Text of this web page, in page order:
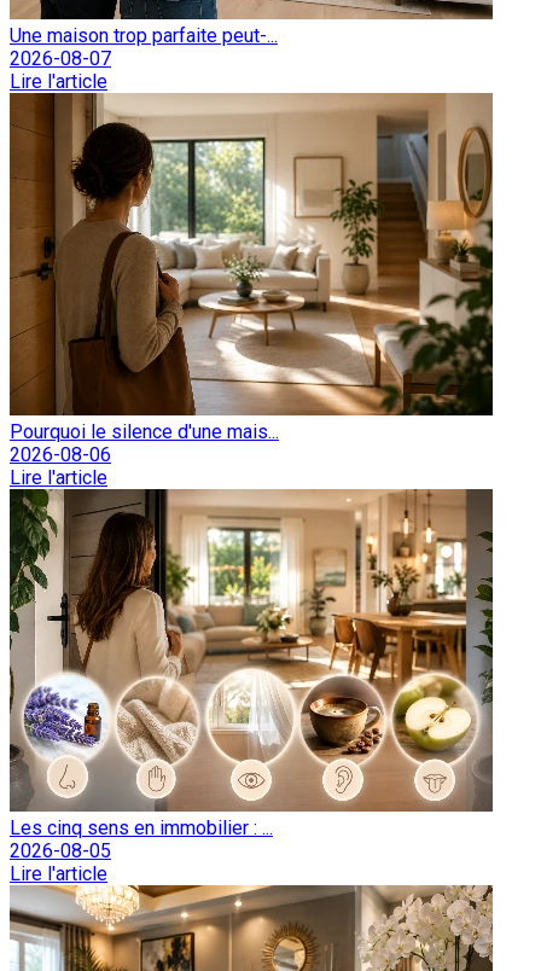
Une maison trop parfaite peut-...
2026-08-07
Lire l'article
Pourquoi le silence d'une mais...
2026-08-06
Lire l'article
Les cinq sens en immobilier : ...
2026-08-05
Lire l'article